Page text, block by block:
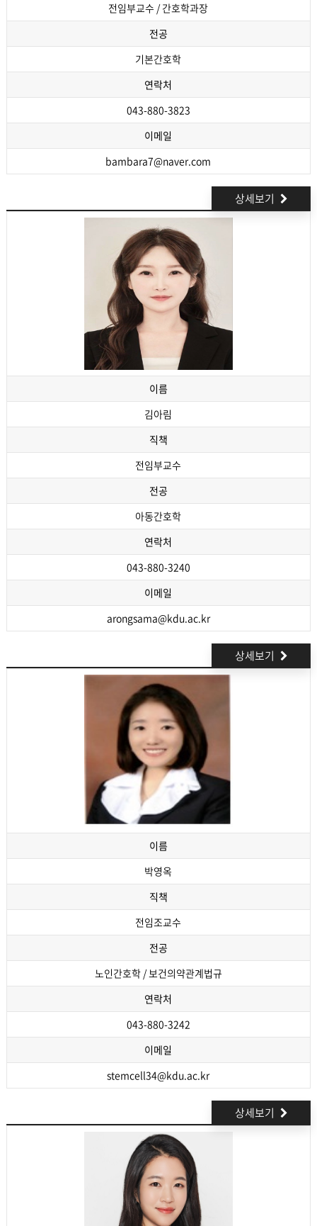
전임부교수 / 간호학과장
전공
기본간호학
연락처
043-880-3823
이메일
bambara7@naver.com
이름
김아림
직책
전임부교수
전공
아동간호학
연락처
043-880-3240
이메일
arongsama@kdu.ac.kr
상세보기
이름
박영옥
직책
전임조교수
전공
노인간호학 / 보건의약관계법규
연락처
043-880-3242
이메일
stemcell34@kdu.ac.kr
상세보기
상세보기